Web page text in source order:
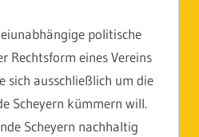
politische
Rechtsform eines Vereins
sich ausschließlich um die
Scheyern kümmern will.
Scheyern nachhaltig